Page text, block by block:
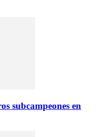
subcampeones en